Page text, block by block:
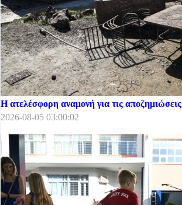
Η ατελέσφορη αναμονή για τις αποζημιώσεις
2026-08-05 03:00:02